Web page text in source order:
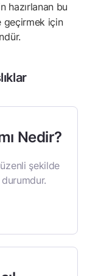
hazırlanan bu
geçirmek için
Nedir?
şekilde
durumdur.